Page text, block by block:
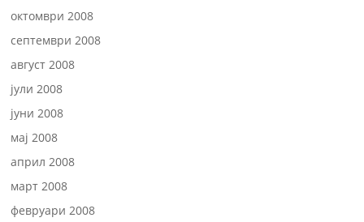
октомври 2008
септември 2008
август 2008
јули 2008
јуни 2008
мај 2008
април 2008
март 2008
февруари 2008